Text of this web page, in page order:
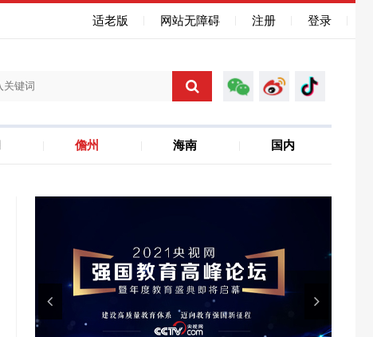
登录
注册
网站无障碍
适老版
儋州 海南 国内